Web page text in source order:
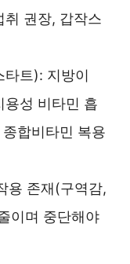
취 권장, 갑작스
트): 지방이
용성 비타민 흡
합비타민 복용
용 존재(구역감,
이며 중단해야